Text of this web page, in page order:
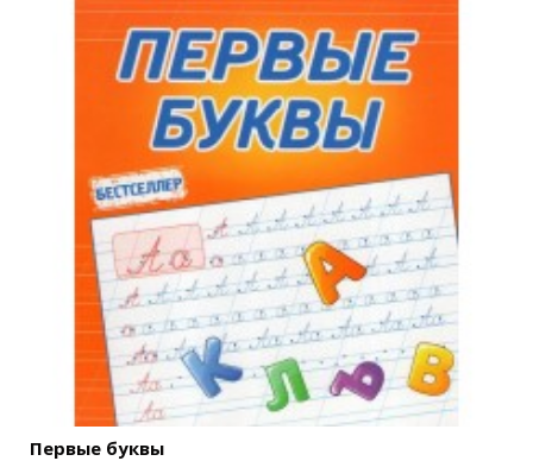
Первые буквы